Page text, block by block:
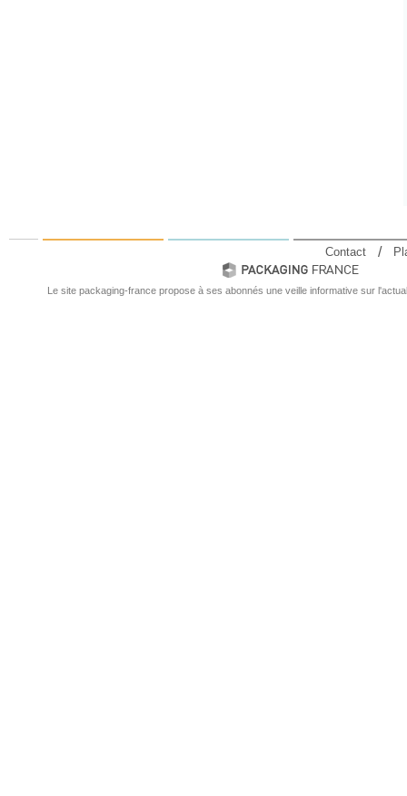
Le site packaging-france propose à ses abonnés une veille informative sur
Contact